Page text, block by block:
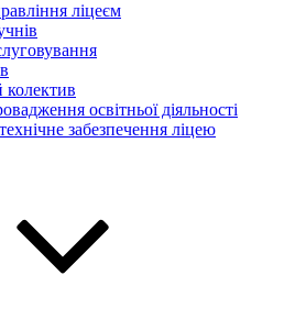
ліцеєм
колектив
освітньої діяльності
забезпечення ліцею